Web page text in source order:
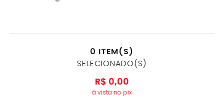
0 ITEM(S)
SELECIONADO(S)
R$ 0,00
à vista no pix